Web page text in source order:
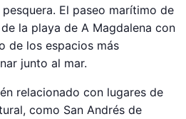
El paseo marítimo de
la playa de A Magdalena con
de los espacios más
junto al mar.
relacionado con lugares de
como San Andrés de